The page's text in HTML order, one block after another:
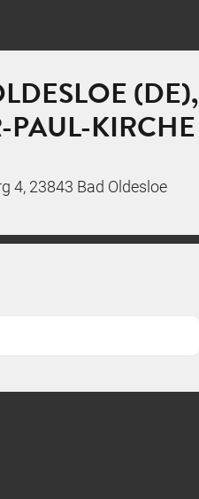
(DE),
PAUL-KIRCHE
4, 23843 Bad Oldesloe